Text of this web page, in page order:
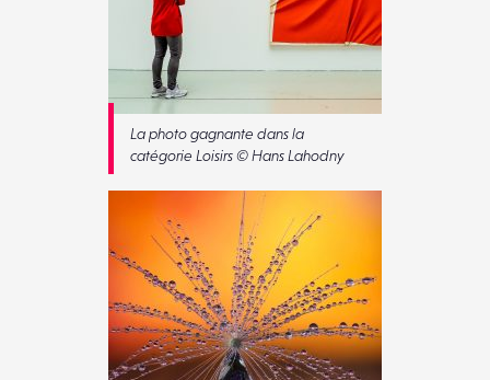
La photo gagnante dans la
catégorie Loisirs © Hans Lahodny